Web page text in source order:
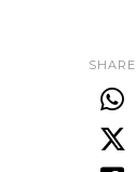
SHARE